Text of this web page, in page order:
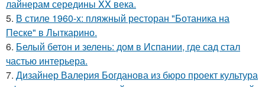
лайнерам середины XX века.
5. В стиле 1960-х: пляжный ресторан "Ботаника на
Песке" в Лыткарино.
6. Белый бетон и зелень: дом в Испании, где сад стал
частью интерьера.
7. Дизайнер Валерия Богданова из бюро проект культура